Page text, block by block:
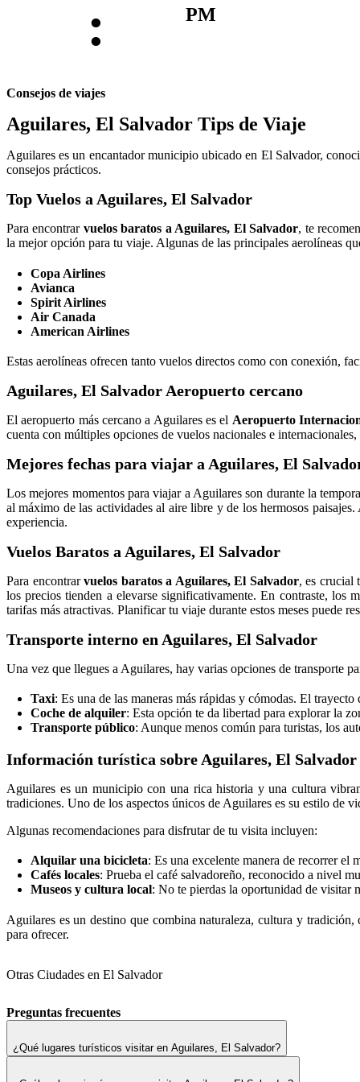
: PM
Consejos de viajes
Aguilares, El Salvador Tips de Viaje
Aguilares es un encantador municipio ubicado en El Salvador,
consejos prácticos.
Top Vuelos a Aguilares, El Salvador
Para encontrar vuelos baratos a Aguilares, El Salvador, te
la mejor opción para tu viaje. Algunas de las principales aerolíneas
Copa Airlines
Avianca
Spirit Airlines
Air Canada
American Airlines
Estas aerolíneas ofrecen tanto vuelos directos como con conexión,
Aguilares, El Salvador Aeropuerto cercano
El aeropuerto más cercano a Aguilares es el Aeropuerto
cuenta con múltiples opciones de vuelos nacionales e
Mejores fechas para viajar a Aguilares, El
Los mejores momentos para viajar a Aguilares son durante la
al máximo de las actividades al aire libre y de los hermosos
experiencia.
Vuelos Baratos a Aguilares, El Salvador
Para encontrarvuelos baratos a Aguilares, El Salvador, es crucial
los precios tienden a elevarse significativamente. En contraste, los
tarifas más atractivas. Planificar tu viaje durante estos meses puede
Transporte interno en Aguilares, El Salvador
Una vez que llegues a Aguilares, hay varias opciones de transporte
Taxi: Es una de las maneras más rápidas y cómodas. El
Coche de alquiler: Esta opción te da libertad para explorar la
Transporte público: Aunque menos común para turistas, los
Información turística sobre Aguilares, El Salvador
Aguilares es un municipio con una rica historia y una cultura
tradiciones. Uno de los aspectos únicos de Aguilares es su estilo de
Algunas recomendaciones para disfrutar de tu visita incluyen:
Alquilar una bicicleta: Es una excelente manera de recorrer el
Cafés locales: Prueba el café salvadoreño, reconocido a nivel
Museos y cultura local: No te pierdas la oportunidad de visitar
Aguilares es un destino que combina naturaleza, cultura y
para ofrecer.
Otras Ciudades en El Salvador
Preguntas frecuentes
¿Qué lugares turísticos visitar en Aguilares, El Salvador?